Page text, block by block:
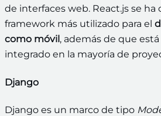
de interfaces web. React.js se ha
framework más utilizado para el
como móvil , además de que
integrado en la mayoría de
Django
Django es un marco de tipo